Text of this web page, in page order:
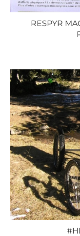
RESPYR